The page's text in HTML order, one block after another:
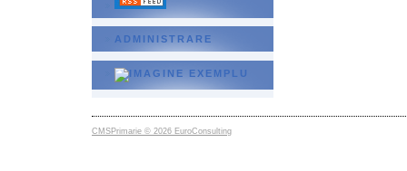
ADMINISTRARE
CMSPrimarie © 2026 EuroConsulting